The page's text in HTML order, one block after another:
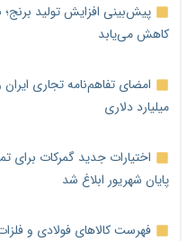
کاهش می‌یابد
میلیارد دلاری
اختیارات جدید گمرکات برای
پایان شهریور ابلاغ شد